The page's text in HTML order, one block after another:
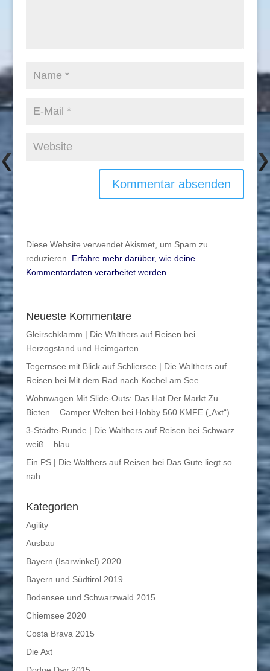
Diese Website verwendet Akismet, um Spam zu
reduzieren. Erfahre mehr darüber, wie deine
Kommentardaten verarbeitet werden
Neueste Kommentare
Gleirschklamm | Die Walthers auf Reisen bei
Herzogstand und Heimgarten
Tegernsee mit Blick auf Schliersee | Die Walthers auf
Reisen bei Mit dem Rad nach Kochel am See
Wohnwagen Mit Slide-Outs: Das Hat Der Markt Zu
Bieten – Camper Welten bei Hobby 560 KMFE („Axt“)
3-Städte-Runde | Die Walthers auf Reisen bei Schwarz –
weiß – blau
Ein PS | Die Walthers auf Reisen bei Das Gute liegt so
nah
Kategorien
Agility
Ausbau
Bayern (Isarwinkel) 2020
Bayern und Südtirol 2019
Bodensee und Schwarzwald 2015
Chiemsee 2020
Costa Brava 2015
Die Axt